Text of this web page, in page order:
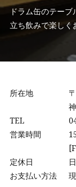
ドラム缶のテー
立ち飲みで楽しく
所在地
TEL
営業時間
定休日
お支払い方法